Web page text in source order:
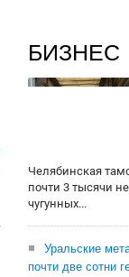
БИЗНЕС
Челябинская
почти 3 тысячи
чугунных...
Уральские
почти две сотни